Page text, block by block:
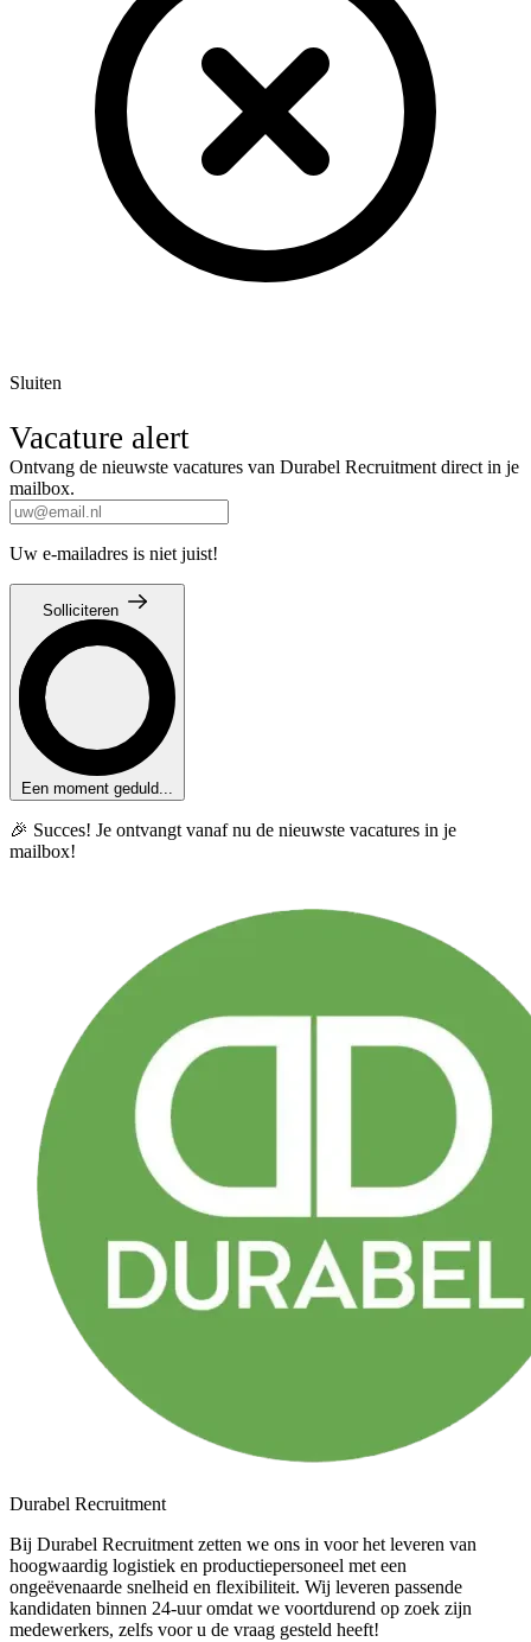
Sluiten
Vacature alert
Ontvang de nieuwste vacatures van Durabel Recruitment direct in je
mailbox.
Uw e-mailadres is niet juist!
Solliciteren
Een moment geduld...
🎉 Succes! Je ontvangt vanaf nu de nieuwste vacatures in je
mailbox!
Durabel Recruitment
Bij Durabel Recruitment zetten we ons in voor het leveren van
hoogwaardig logistiek en productiepersoneel met een
ongeëvenaarde snelheid en flexibiliteit. Wij leveren passende
kandidaten binnen 24-uur omdat we voortdurend op zoek zijn
medewerkers, zelfs voor u de vraag gesteld heeft!